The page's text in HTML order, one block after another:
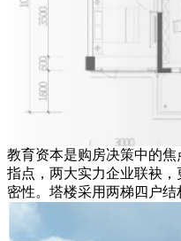
教育资本是购房决策中的
指点，两大实力企业联袂
密性。塔楼采用两梯四户结